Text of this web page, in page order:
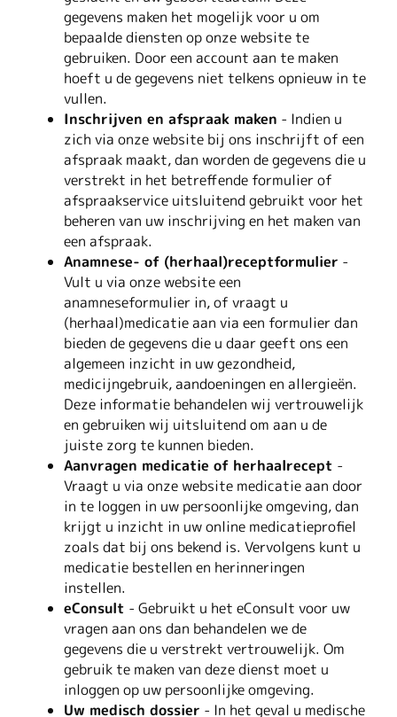
gegevens maken het mogelijk voor u om
bepaalde diensten op onze website te
gebruiken. Door een account aan te maken
hoeft u de gegevens niet telkens opnieuw in te
vullen.
Inschrijven en afspraak maken - Indien u
zich via onze website bij ons inschrijft of een
afspraak maakt, dan worden de gegevens die u
verstrekt in het betreffende formulier of
afspraakservice uitsluitend gebruikt voor het
beheren van uw inschrijving en het maken van
een afspraak.
Anamnese- of (herhaal)receptformulier -
Vult u via onze website een
anamneseformulier in, of vraagt u
(herhaal)medicatie aan via een formulier dan
bieden de gegevens die u daar geeft ons een
algemeen inzicht in uw gezondheid,
medicijngebruik, aandoeningen en allergieën.
Deze informatie behandelen wij vertrouwelijk
en gebruiken wij uitsluitend om aan u de
juiste zorg te kunnen bieden.
Aanvragen medicatie of herhaalrecept -
Vraagt u via onze website medicatie aan door
in te loggen in uw persoonlijke omgeving, dan
krijgt u inzicht in uw online medicatieprofiel
zoals dat bij ons bekend is. Vervolgens kunt u
medicatie bestellen en herinneringen
instellen.
eConsult - Gebruikt u het eConsult voor uw
vragen aan ons dan behandelen we de
gegevens die u verstrekt vertrouwelijk. Om
gebruik te maken van deze dienst moet u
inloggen op uw persoonlijke omgeving.
Uw medisch dossier - In het geval u medische